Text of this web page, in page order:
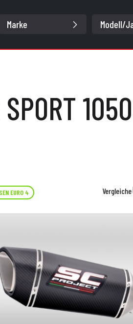
SPORT
EURO 4 Vergleiche